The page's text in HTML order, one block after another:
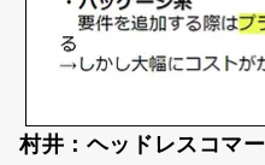
村井：ヘッドレスコマー